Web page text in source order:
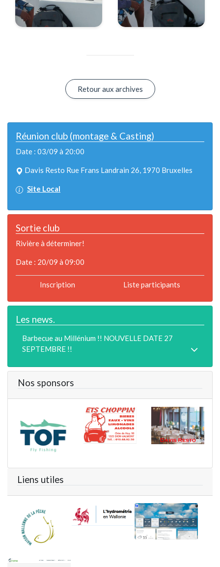
Retour aux archives
Réunion club (montage & Casting)
Date : 03/09 à 20:00
Davis Resto Rue Frans Landrain 26, 1970 Bruxelles
Site Local
Sortie club
Rivière à déterminer!
Date : 20/09 à 09:00
Inscription Liste participants
Les news.
Barbecue au Millénium !! NOUVELLE DATE 27
SEPTEMBRE !!
Nos sponsors
Liens utiles